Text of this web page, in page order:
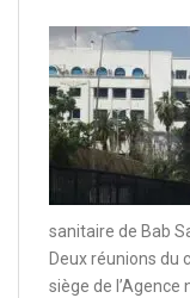
sanitaire de Bab
Deux réunions du
siège de